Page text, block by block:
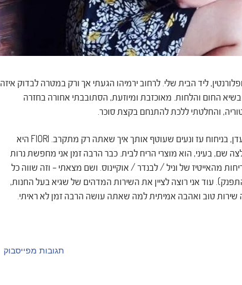
ליד הבית שלי. לרחוב ירמיהו הגעתי אך ורק במטרה לבדוק איזה
החום והלחות. מאוכזבת ומיוזעת, הסתובבתי אחורה בחזרה
והחלטתי ללכת להתנחם בקצת סוכר.
מצאתי נחמה אחרת לגמרי. חנות מדהימה ביופיה, נראית כמו גן עדן, בניחוח עז ונעים שעוטף אותך איך שאתה רק מתקרב. FIORI היא
בעיני, הוא מוצרי הריח לבית. כבר הרבה זמן אני מחפשת נרות
מהאייטיז של וניל / לבנדר / אוקיינוס. ושם מצאתי – וזה שווה כל
עוד אני רוצה לציין את השירות המדהים של שגיא בעל החנות,
שירות טוב ואהבה אמיתית למה שאתה עושה הרבה זמן לא ראיתי.
תגובות מפייסבוק